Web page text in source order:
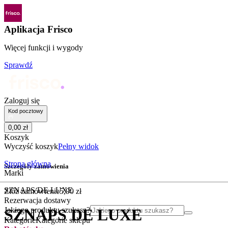
Aplikacja Frisco
Więcej funkcji i wygody
Sprawdź
Zaloguj się
Kod pocztowy
0,00 zł
Koszyk
Wyczyść koszykPełny widok
Szczegóły zamówienia
Złóż zamówienie5,90 zł
Rezerwacja dostawy
Jakiego produktu szukasz?
KategorieKategorie sklepu
Strona główna
Marki
SZNAPS DE LUXE
SZNAPS DE LUXE